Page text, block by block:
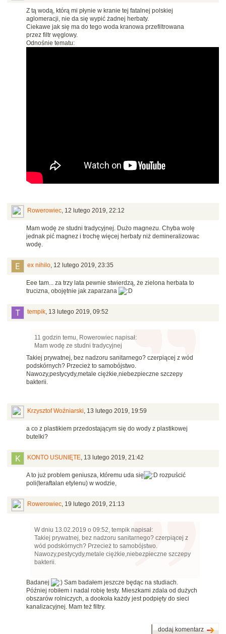
Z tą wodą, którą mi płynie w kranie tej fatalnej polskiej
aglomeracji, nie da się wypić żadnej herbaty.
Ciekawe jak się ma do tego woda kranowa przefiltrowana
przez filtr węglowy.
Odnośnie tematu:
Rowerowiec, 12 lutego 2019, 22:12
Mam wodę ze studni tradycyjnej. Dużo magnezu. Chyba wolę
jednak pić magnez i trochę więcej herbaty niż demineralizowac
wodę.
ex nihilo, 12 lutego 2019, 23:35
Eee tam... za trzy lata pewnie stwierdzą, że zielona herbata to
trucizna, obojętnie jak zaparzana
tempik, 13 lutego 2019, 09:52
11 godzin temu, Rowerowiec napisał:
Mam wodę ze studni tradycyjnej
Takiej prywatnej, bez nadzoru sanitarnego? czerpiącej z wód
podskórnych? Przecież to samobójstwo.
Nawozy,pestycydy,metale ciężkie,niebezpieczne szczepy
bakterii.
Krzysztof Woźniarski, 13 lutego 2019, 19:59
a co z plastikiem przedostającym się do wody z plastikowej
butelki?
KONTO USUNIĘTE, 13 lutego 2019, 21:42
A to już problem geniusza, któremu uda się
rozpuścić
poli(teraftalan etylenu) w wodzie,
Rowerowiec, 19 lutego 2019, 21:13
W dniu 13.02.2019 o 09:52, tempik napisał:
Takiej prywatnej, bez nadzoru sanitarnego? czerpiącej z
wód podskórnych? Przecież to samobójstwo.
Nawozy,pestycydy,metale ciężkie,niebezpieczne szczepy
bakterii.
Badanej
Sam badałem jeszcze będąc na studiach.
Później robiłem i nadal robię testy. Mieszkami zdala od dużych
obszarów rolniczych, a dookoła każdy jest podpięty do sieci
kanalizacyjnej. Mam też filtry.
dodaj komentarz